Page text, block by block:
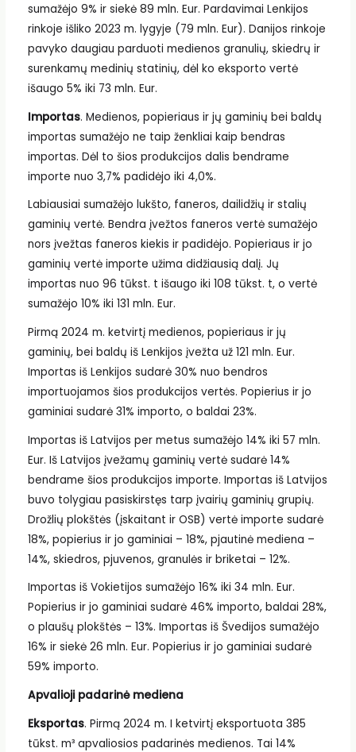
sumažėjo 9% ir siekė 89 mln. Eur. Pardavimai Lenkijos
rinkoje išliko 2023 m. lygyje (79 mln. Eur). Danijos rinkoje
pavyko daugiau parduoti medienos granulių, skiedrų ir
surenkamų medinių statinių, dėl ko eksporto vertė
išaugo 5% iki 73 mln. Eur.
Importas. Medienos, popieriaus ir jų gaminių bei baldų
importas sumažėjo ne taip ženkliai kaip bendras
importas. Dėl to šios produkcijos dalis bendrame
importe nuo 3,7% padidėjo iki 4,0%.
Labiausiai sumažėjo lukšto, faneros, dailidžių ir stalių
gaminių vertė. Bendra įvežtos faneros vertė sumažėjo
nors įvežtas faneros kiekis ir padidėjo. Popieriaus ir jo
gaminių vertė importe užima didžiausią dalį. Jų
importas nuo 96 tūkst. t išaugo iki 108 tūkst. t, o vertė
sumažėjo 10% iki 131 mln. Eur.
Pirmą 2024 m. ketvirtį medienos, popieriaus ir jų
gaminių, bei baldų iš Lenkijos įvežta už 121 mln. Eur.
Importas iš Lenkijos sudarė 30% nuo bendros
importuojamos šios produkcijos vertės. Popierius ir jo
gaminiai sudarė 31% importo, o baldai 23%.
Importas iš Latvijos per metus sumažėjo 14% iki 57 mln.
Eur. Iš Latvijos įvežamų gaminių vertė sudarė 14%
bendrame šios produkcijos importe. Importas iš Latvijos
buvo tolygiau pasiskirstęs tarp įvairių gaminių grupių.
Drožlių plokštės (įskaitant ir OSB) vertė importe sudarė
18%, popierius ir jo gaminiai – 18%, pjautinė mediena –
14%, skiedros, pjuvenos, granulės ir briketai – 12%.
Importas iš Vokietijos sumažėjo 16% iki 34 mln. Eur.
Popierius ir jo gaminiai sudarė 46% importo, baldai 28%,
o plaušų plokštės – 13%. Importas iš Švedijos sumažėjo
16% ir siekė 26 mln. Eur. Popierius ir jo gaminiai sudarė
59% importo.
Apvalioji padarinė mediena
Eksportas. Pirmą 2024 m. I ketvirtį eksportuota 385
tūkst. m³ apvaliosios padarinės medienos. Tai 14%